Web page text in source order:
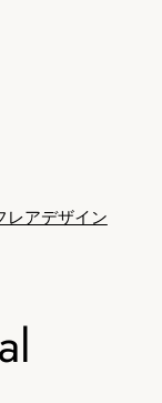
レアデザイン